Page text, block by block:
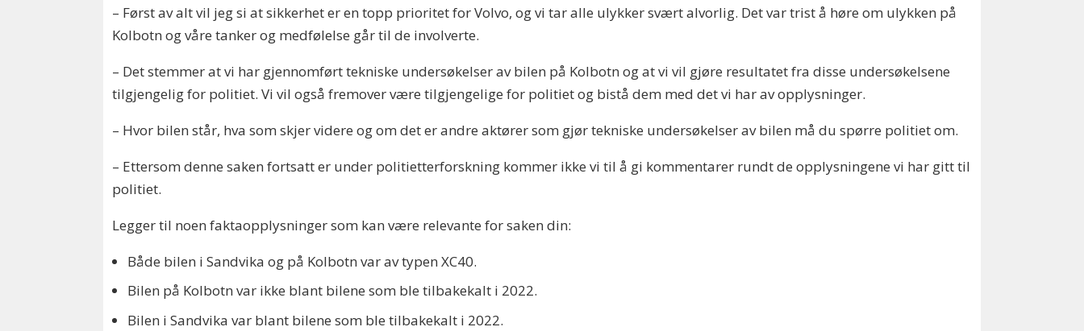
– Først av alt vil jeg si at sikkerhet er en topp prioritet for Volvo, og vi tar alle ulykker svært alvorlig. Det var trist å høre om ulykken på
Kolbotn og våre tanker og medfølelse går til de involverte.
– Det stemmer at vi har gjennomført tekniske undersøkelser av bilen på Kolbotn og at vi vil gjøre resultatet fra disse undersøkelsene
tilgjengelig for politiet. Vi vil også fremover være tilgjengelige for politiet og bistå dem med det vi har av opplysninger.
– Hvor bilen står, hva som skjer videre og om det er andre aktører som gjør tekniske undersøkelser av bilen må du spørre politiet om.
– Ettersom denne saken fortsatt er under politietterforskning kommer ikke vi til å gi kommentarer rundt de opplysningene vi har gitt til
politiet.
Legger til noen faktaopplysninger som kan være relevante for saken din:
Både bilen i Sandvika og på Kolbotn var av typen XC40.
Bilen på Kolbotn var ikke blant bilene som ble tilbakekalt i 2022.
Bilen i Sandvika var blant bilene som ble tilbakekalt i 2022.